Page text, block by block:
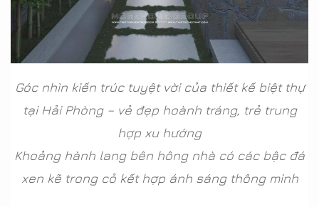
Góc nhìn kiến trúc tuyệt vời của thiết kế biệt thự
tại Hải Phòng – vẻ đẹp hoành tráng, trẻ trung
hợp xu hướng
Khoảng hành lang bên hông nhà có các bậc đá
xen kẽ trong cỏ kết hợp ánh sáng thông minh